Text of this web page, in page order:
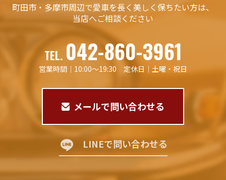
町田市・多摩市周辺で愛車を長く美しく保ちたい方は、
当店へご相談ください
TEL.042-860-3961
営業時間｜10:00〜19:30 定休日｜土曜・祝日
メールで問い合わせる
LINEで問い合わせる